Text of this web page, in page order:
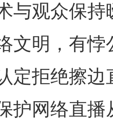
与观众保
文明，有
定拒绝擦
护网络直